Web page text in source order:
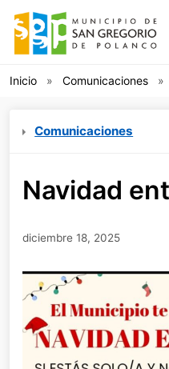
Inicio Comunicaciones
Comunicaciones
Navidad
diciembre 18, 2025